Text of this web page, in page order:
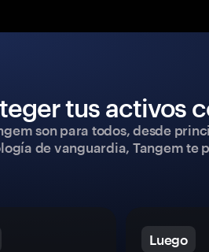
tus activos
son para todos, desde
de vanguardia, Tangem
Luego